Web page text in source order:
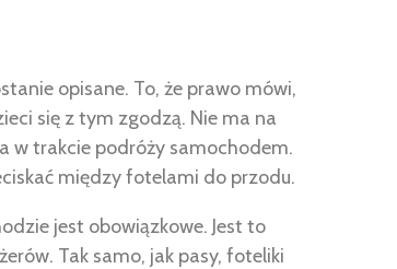
opisane. To, że prawo mówi,
się z tym zgodzą. Nie ma na
w trakcie podróży samochodem.
między fotelami do przodu.
jest obowiązkowe. Jest to
Tak samo, jak pasy, foteliki